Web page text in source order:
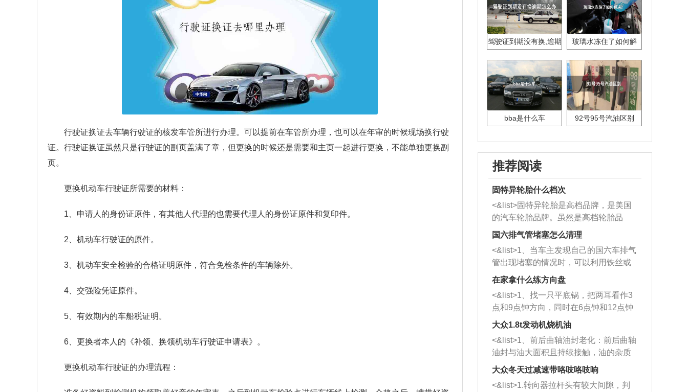
行驶证换证去车辆行驶证的核发车管所进行办理。可以提前在车管所办理，也可以在年审的时候现场换行驶
证。行驶证换证虽然只是行驶证的副页盖满了章，但更换的时候还是需要和主页一起进行更换，不能单独更换副
页。
更换机动车行驶证所需要的材料：
1、申请人的身份证原件，有其他人代理的也需要代理人的身份证原件和复印件。
2、机动车行驶证的原件。
3、机动车安全检验的合格证明原件，符合免检条件的车辆除外。
4、交强险凭证原件。
5、有效期内的车船税证明。
6、更换者本人的《补领、换领机动车行驶证申请表》。
更换机动车行驶证的办理流程：
驾驶证到期没有换,逾期
玻璃水冻住了如何解
bba是什么车 92号95号汽油区别
推荐阅读
固特异轮胎什么档次
<&list>固特异轮胎是高档品牌，是美国
的汽车轮胎品牌。虽然是高档轮胎品
牌，但是中高低端的轮胎都有生产，这
也是为了更好的开拓市场。
国六排气管堵塞怎么清理
<&list>1、当车主发现自己的国六车排气
管出现堵塞的情况时，可以利用铁丝或
者是细棍，直接将杂物给取出来，如果
堵塞情况比较严重，也可以采取应急措
施。 <&list>2、直接利用木棍将所有的
杂物推到排气管里面的位置处，然后将
三元催化器拆解开，就可以将堵塞的东
西取出来。但如果是因为积碳过多引起
的堵塞，就需要将三元催化器泡在草酸
洗剂对堵塞的情况得到解决，将清洗剂
放在燃油箱中，与燃油混合后，车辆启
在家拿什么练方向盘
<&list>1、找一只平底锅，把两耳看作3
点和9点钟方向，同时在6点钟和12点钟
方向做一个标记。 <&list>2、双手握住
一圈半的练习，往右同样也要打相同的
圈数。 <&list>3、最后强调要反复练
习，这样就可以形成肌肉记忆，在真实
驾驶车辆时，不需要记忆也能打好方
大众1.8t发动机烧机油
<&list>1、前后曲轴油封老化：前后曲轴
油封与油大面积且持续接触，油的杂质
和发动机内持续温度变化使其密封效果
逐渐减弱，导致渗油或漏油。<&list>2、
活塞间隙过大：积碳会使活塞环与缸体
大众冬天过减速带咯吱咯吱响
<&list>1.转向器拉杆头有较大间隙，判